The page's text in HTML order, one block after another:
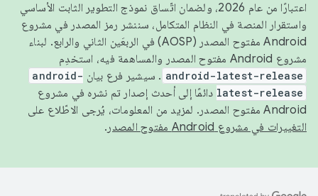
اعتبارًا من عام 2026، ولضمان اتّساق نموذج التطوير الثابت الأساسي
واستقرار المنصة في النظام المتكامل، سننشر رمز المصدر في مشروع
Android مفتوح المصدر (AOSP) في الربعَين الثاني والرابع. لبناء
مشروع Android مفتوح المصدر والمساهمة فيه، استخدِم
android-latest-release . سيشير فرع بيان android-
latest-release دائمًا إلى أحدث إصدار تم نشره في مشروع
Android مفتوح المصدر. لمزيد من المعلومات، يُرجى الاطّلاع على
التغييرات في مشروع Android مفتوح المصدر
.